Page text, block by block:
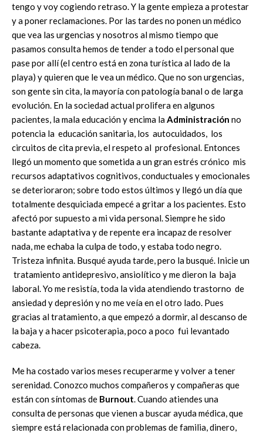
tengo y voy cogiendo retraso. Y la gente empieza a protestar
y a poner reclamaciones. Por las tardes no ponen un médico
que vea las urgencias y nosotros al mismo tiempo que
pasamos consulta hemos de tender a todo el personal que
pase por allí (el centro está en zona turística al lado de la
playa) y quieren que le vea un médico. Que no son urgencias,
son gente sin cita, la mayoría con patología banal o de larga
evolución. En la sociedad actual prolifera en algunos
pacientes, la mala educación y encima laAdministración no
potencia la educación sanitaria, los autocuidados, los
circuitos de cita previa, el respeto al profesional. Entonces
llegó un momento que sometida a un gran estrés crónico mis
recursos adaptativos cognitivos, conductuales y emocionales
se deterioraron; sobre todo estos últimos y llegó un día que
totalmente desquiciada empecé a gritar a los pacientes. Esto
afectó por supuesto a mi vida personal. Siempre he sido
bastante adaptativa y de repente era incapaz de resolver
nada, me echaba la culpa de todo, y estaba todo negro.
Tristeza infinita. Busqué ayuda tarde, pero la busqué. Inicie un
tratamiento antidepresivo, ansiolítico y me dieron la baja
laboral. Yo me resistía, toda la vida atendiendo trastorno de
ansiedad y depresión y no me veía en el otro lado. Pues
gracias al tratamiento, a que empezó a dormir, al descanso de
la baja y a hacer psicoterapia, poco a poco fui levantado
cabeza.
Me ha costado varios meses recuperarme y volver a tener
serenidad. Conozco muchos compañeros y compañeras que
están con síntomas de Burnout. Cuando atiendes una
consulta de personas que vienen a buscar ayuda médica, que
siempre está relacionada con problemas de familia, dinero,